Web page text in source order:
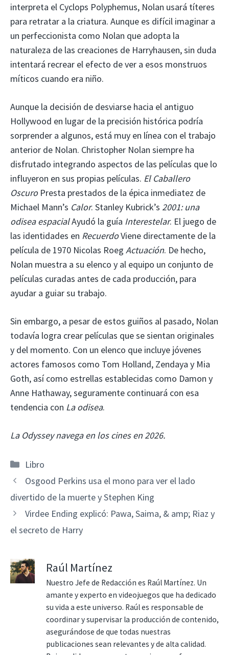
interpreta el Cyclops Polyphemus, Nolan usará títeres
para retratar a la criatura. Aunque es difícil imaginar a
un perfeccionista como Nolan que adopta la
naturaleza de las creaciones de Harryhausen, sin duda
intentará recrear el efecto de ver a esos monstruos
míticos cuando era niño.
Aunque la decisión de desviarse hacia el antiguo
Hollywood en lugar de la precisión histórica podría
sorprender a algunos, está muy en línea con el trabajo
anterior de Nolan. Christopher Nolan siempre ha
disfrutado integrando aspectos de las películas que lo
influyeron en sus propias películas. El Caballero
OscuroPresta prestados de la épica inmediatez de
Michael Mann’s Calor. Stanley Kubrick’s 2001: una
odisea espacialAyudó la guía Interestelar. El juego de
las identidades en RecuerdoViene directamente de la
película de 1970 Nicolas Roeg Actuación. De hecho,
Nolan muestra a su elenco y al equipo un conjunto de
películas curadas antes de cada producción, para
ayudar a guiar su trabajo.
Sin embargo, a pesar de estos guiños al pasado, Nolan
todavía logra crear películas que se sientan originales
y del momento. Con un elenco que incluye jóvenes
actores famosos como Tom Holland, Zendaya y Mia
Goth, así como estrellas establecidas como Damon y
Anne Hathaway, seguramente continuará con esa
tendencia con La odisea.
La Odyssey navega en los cines en 2026.
Categorías
Libro
Osgood Perkins usa el mono para ver el lado
divertido de la muerte y Stephen King
Virdee Ending explicó: Pawa, Saima, & amp; Riaz y
el secreto de Harry
Raúl Martínez
Nuestro Jefe de Redacción es Raúl Martínez. Un
amante y experto en videojuegos que ha dedicado
su vida a este universo. Raúl es responsable de
coordinar y supervisar la producción de contenido,
asegurándose de que todas nuestras
publicaciones sean relevantes y de alta calidad.